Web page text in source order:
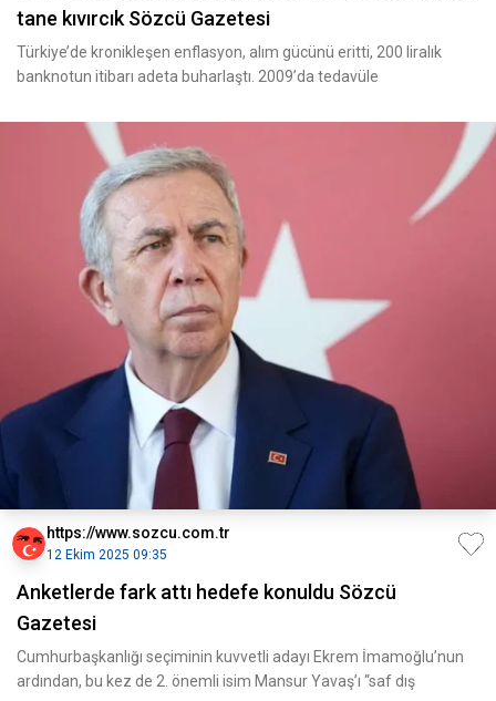
tane kıvırcık Sözcü Gazetesi
Türkiye’de kronikleşen enflasyon, alım gücünü eritti, 200 liralık
banknotun itibarı adeta buharlaştı. 2009’da tedavüle
https://www.sozcu.com.tr
12 Ekim 2025 09:35
Anketlerde fark attı hedefe konuldu Sözcü
Gazetesi
Cumhurbaşkanlığı seçiminin kuvvetli adayı Ekrem İmamoğlu’nun
ardından, bu kez de 2. önemli isim Mansur Yavaş’ı “saf dış